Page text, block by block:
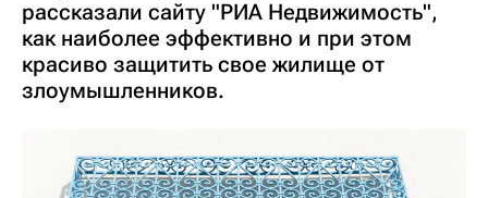
рассказали сайту "РИА Недвижимость",
как наиболее эффективно и при этом
красиво защитить свое жилище от
злоумышленников.